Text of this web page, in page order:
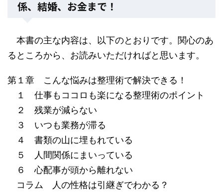
係、結婚、お金まで！
本書の主な内容は、以下のとおりです。関心のあ
るところから、お読みいただければと思います。
第１章 こんな悩みは整理術で解決できる！
１ 仕事もココロも楽になる整理術のポイント
２ 残業が減らない
３ いつも業務が滞る
４ 書類の山に埋もれている
５ 人間関係にまいっている
６ 心配事が頭から離れない
コラム 人の性格は引継ぎでわかる？